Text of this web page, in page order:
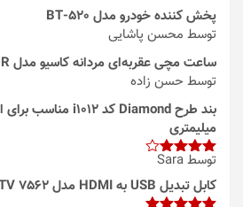
پخش کننده خودرو مدل 520-BT
توسط محسن پاشایی
ساعت مچی عقربه‌ای مردانه کاسیو مدل GBA-800-1ADR
توسط حسن زاده
میلیمتری
امتیاز4
از 5
توسط Sara
کابل تبدیل USB به HDMI مدل 3in1 HDTV 7562